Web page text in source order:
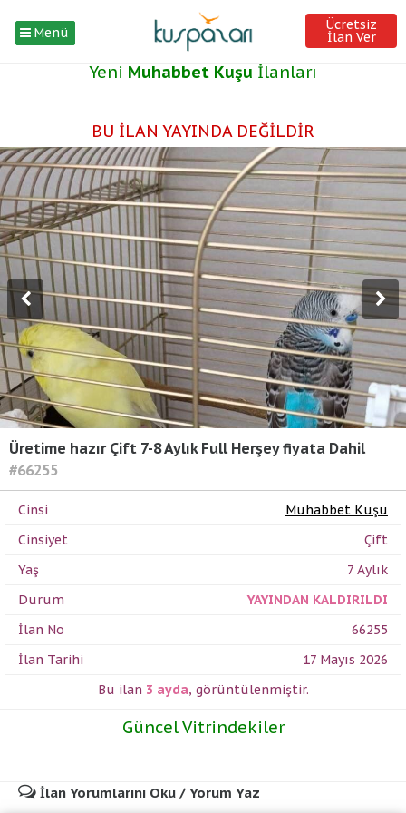
Menü Ücretsiz
İlan Ver
Yeni Muhabbet Kuşu İlanları
BU İLAN YAYINDA DEĞİLDİR
Üretime hazır Çift 7-8 Aylık Full Herşey fiyata Dahil
#66255
Cinsi
Muhabbet Kuşu
Cinsiyet
Çift
Yaş
7 Aylık
Durum
YAYINDAN KALDIRILDI
İlan No
66255
İlan Tarihi
17 Mayıs 2026
Bu ilan 3 ayda, görüntülenmiştir.
Güncel Vitrindekiler
İlan Yorumlarını Oku / Yorum Yaz